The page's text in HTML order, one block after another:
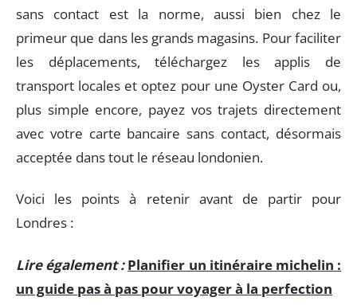
sans contact est la norme, aussi bien chez le
primeur que dans les grands magasins. Pour faciliter
les déplacements, téléchargez les applis de
transport locales et optez pour une Oyster Card ou,
plus simple encore, payez vos trajets directement
avec votre carte bancaire sans contact, désormais
acceptée dans tout le réseau londonien.
Voici les points à retenir avant de partir pour
Londres :
Lire également : Planifier un itinéraire michelin :
un guide pas à pas pour voyager à la perfection